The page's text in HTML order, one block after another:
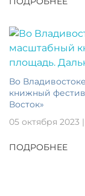
Во
книжный
Восток»
05 октября 2023
ПОДРОБНЕЕ